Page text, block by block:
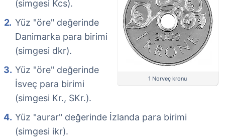
1 Norveç kronu
(simgesi Kcs).
Yüz "öre" değerinde
Danimarka para birimi
(simgesi dkr).
Yüz "öre" değerinde
İsveç para birimi
(simgesi Kr., SKr.).
Yüz "aurar" değerinde İzlanda para birimi
(simgesi ikr).